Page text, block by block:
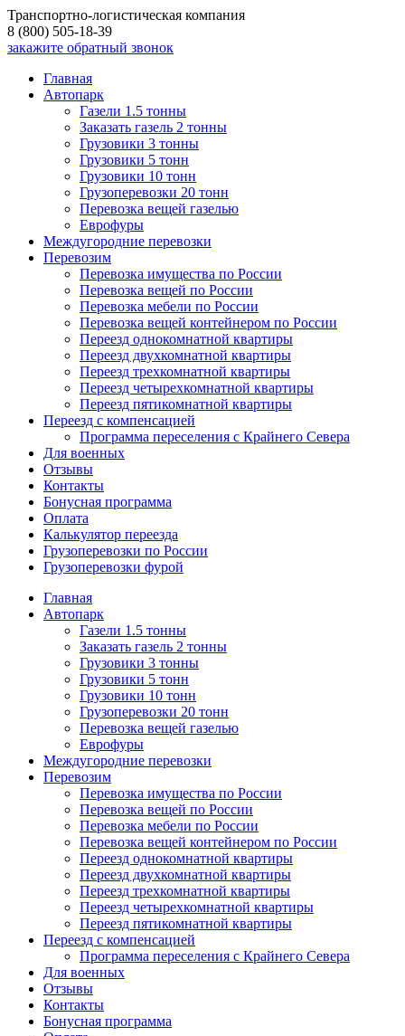
Транспортно-логистическая компания
8 (800) 505-18-39
закажите обратный звонок
Главная
Автопарк
Газели 1.5 тонны
Заказать газель 2 тонны
Грузовики 3 тонны
Грузовики 5 тонн
Грузовики 10 тонн
Грузоперевозки 20 тонн
Перевозка вещей газелью
Еврофуры
Междугородние перевозки
Перевозим
Перевозка имущества по России
Перевозка вещей по России
Перевозка мебели по России
Перевозка вещей контейнером по России
Переезд однокомнатной квартиры
Переезд двухкомнатной квартиры
Переезд трехкомнатной квартиры
Переезд четырехкомнатной квартиры
Переезд пятикомнатной квартиры
Переезд с компенсацией
Программа переселения с Крайнего Севера
Для военных
Отзывы
Контакты
Бонусная программа
Оплата
Калькулятор переезда
Грузоперевозки по России
Грузоперевозки фурой
Главная
Автопарк
Газели 1.5 тонны
Заказать газель 2 тонны
Грузовики 3 тонны
Грузовики 5 тонн
Грузовики 10 тонн
Грузоперевозки 20 тонн
Перевозка вещей газелью
Еврофуры
Междугородние перевозки
Перевозим
Перевозка имущества по России
Перевозка вещей по России
Перевозка мебели по России
Перевозка вещей контейнером по России
Переезд однокомнатной квартиры
Переезд двухкомнатной квартиры
Переезд трехкомнатной квартиры
Переезд четырехкомнатной квартиры
Переезд пятикомнатной квартиры
Переезд с компенсацией
Программа переселения с Крайнего Севера
Для военных
Отзывы
Контакты
Бонусная программа